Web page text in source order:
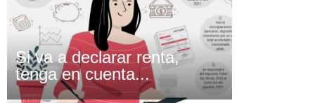
Si va a declarar renta,
tenga en cuenta...